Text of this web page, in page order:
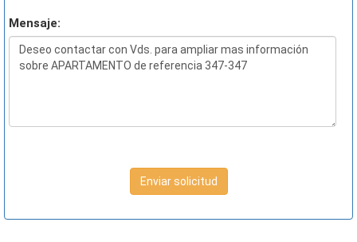
Mensaje:
Enviar solicitud